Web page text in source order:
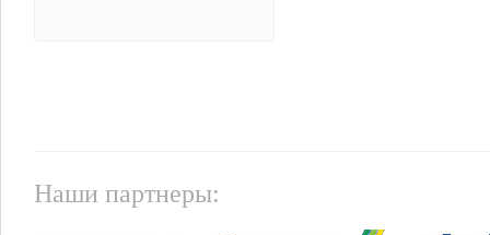
Наши партнеры: